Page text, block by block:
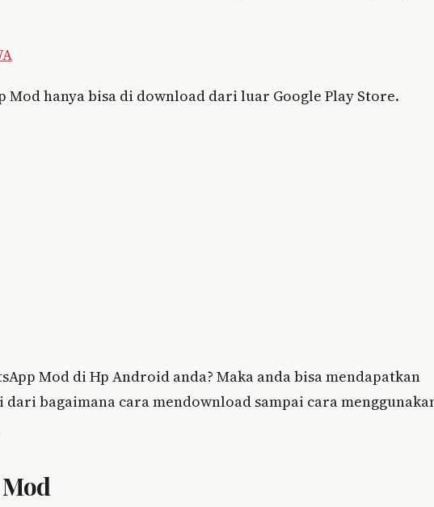
Mod hanya bisa di download dari luar Google Play Store.
Mod di Hp Android anda? Maka anda bisa mendapatkan
bagaimana cara mendownload sampai cara